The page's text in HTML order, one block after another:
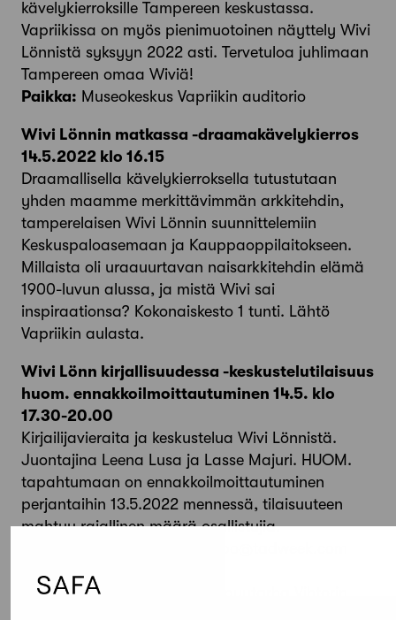
kävelykierroksille Tampereen keskustassa.
Vapriikissa on myös pienimuotoinen näyttely Wivi
Lönnistä syksyyn 2022 asti. Tervetuloa juhlimaan
Tampereen omaa Wiviä!
Paikka: Museokeskus Vapriikin auditorio
Wivi Lönnin matkassa -draamakävelykierros
14.5.2022 klo 16.15
Draamallisella kävelykierroksella tutustutaan
yhden maamme merkittävimmän arkkitehdin,
tamperelaisen Wivi Lönnin suunnittelemiin
Keskuspaloasemaan ja Kauppaoppilaitokseen.
Millaista oli uraauurtavan naisarkkitehdin elämä
1900-luvun alussa, ja mistä Wivi sai
inspiraationsa? Kokonaiskesto 1 tunti. Lähtö
Vapriikin aulasta.
Wivi Lönn kirjallisuudessa -keskustelutilaisuus
huom. ennakkoilmoittautuminen 14.5. klo
17.30-20.00
Kirjailijavieraita ja keskustelua Wivi Lönnistä.
Juontajina Leena Lusa ja Lasse Majuri. HUOM.
tapahtumaan on ennakkoilmoittautuminen
perjantaihin 13.5.2022 mennessä, tilaisuuteen
mahtuu rajallinen määrä osallistujia.
Paikka: Hotelli Tammer, talvipuutarha Vihtorin